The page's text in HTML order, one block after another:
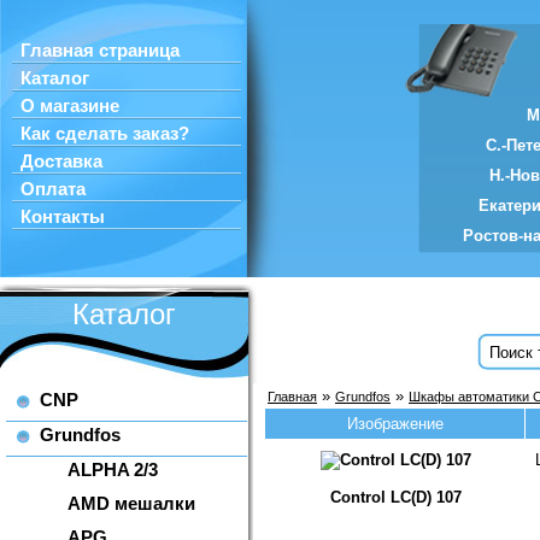
Главная страница
Каталог
О магазине
Как сделать заказ?
Доставка
Оплата
Контакты
С.-
Н.-
Ростов-
Каталог
CNP
Grundfos
ALPHA 2/3
AMD мешалки
Главная » Grundfos » Шкафы автоматики
Изображение
Control LC(D) 107